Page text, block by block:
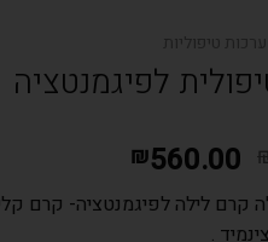
לפיגמנטציה
₪560.00
קרם לילה לפיגמנטציה- קרם
.